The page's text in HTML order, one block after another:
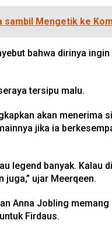
sambil Mengetik ke
bahwa dirinya
tersipu malu.
akan menerima
jika ia
legend banyak. Kalau
juga,” ujar Meerqeen.
Anna Jobling
Firdaus.